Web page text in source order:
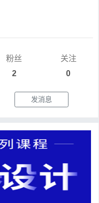
粉丝
2
关注
0
发消息